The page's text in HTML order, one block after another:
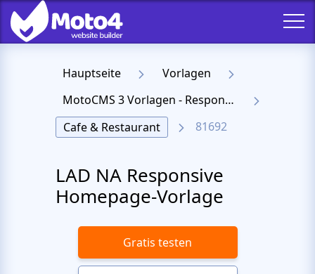
Hauptseite
Vorlagen
MotoCMS 3 Vorlagen - Responsive Templates für Website
Cafe & Restaurant
81692
LAD NA Responsive
Homepage-Vorlage
Gratis testen